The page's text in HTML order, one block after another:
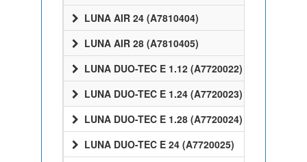
LUNA AIR 24 (A7810404)
LUNA AIR 28 (A7810405)
LUNA DUO-TEC E 1.12 (A7720022)
LUNA DUO-TEC E 1.24 (A7720023)
LUNA DUO-TEC E 1.28 (A7720024)
LUNA DUO-TEC E 24 (A7720025)